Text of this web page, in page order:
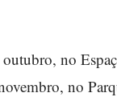
no
no